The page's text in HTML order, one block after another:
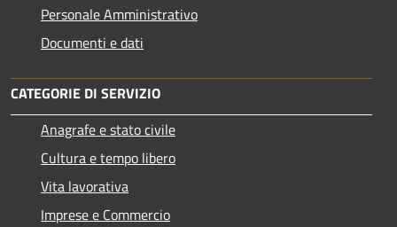
Personale Amministrativo
Documenti e dati
CATEGORIE DI SERVIZIO
Anagrafe e stato civile
Cultura e tempo libero
Vita lavorativa
Imprese e Commercio